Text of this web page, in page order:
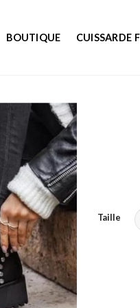
BOUTIQUE CUISSARDE
Taille